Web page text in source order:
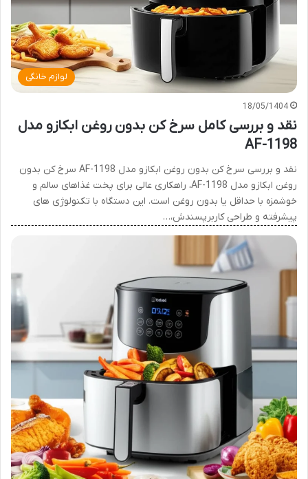
لوازم خانگی
18/05/1404
نقد و بررسی کامل سرخ کن بدون روغن ابکازو مدل
AF-1198
نقد و بررسی سرخ کن بدون روغن ابکازو مدل AF-1198 سرخ کن بدون
روغن ابکازو مدل AF-1198، راهکاری عالی برای پخت غذاهای سالم و
خوشمزه با حداقل یا بدون روغن است. این دستگاه با تکنولوژی های
پیشرفته و طراحی کاربرپسندش،…